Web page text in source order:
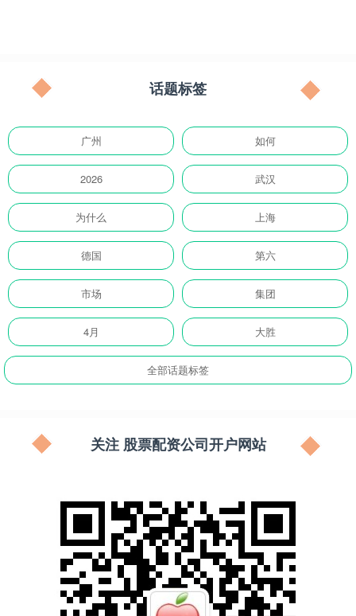
话题标签
广州 如何
2026 武汉
为什么 上海
德国 第六
市场 集团
4月 大胜
全部话题标签
关注 股票配资公司开户网站